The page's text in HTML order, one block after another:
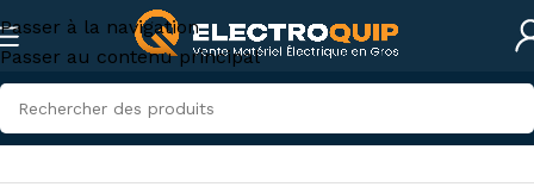
Passer à la navigation
Passer au contenu principal
Accueil/Eclairage